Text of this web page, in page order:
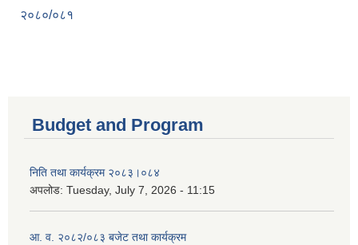
२०८०/०८१
Budget and Program
निति तथा कार्यक्रम २०८३।०८४
अपलोड: Tuesday, July 7, 2026 - 11:15
आ. व. २०८२/०८३ बजेट तथा कार्यक्रम